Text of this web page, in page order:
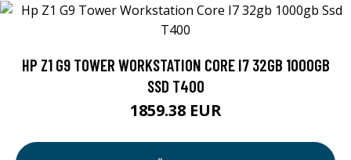
HP Z1 G9 TOWER WORKSTATION CORE I7 32GB 1000GB
SSD T400
1859.38 EUR